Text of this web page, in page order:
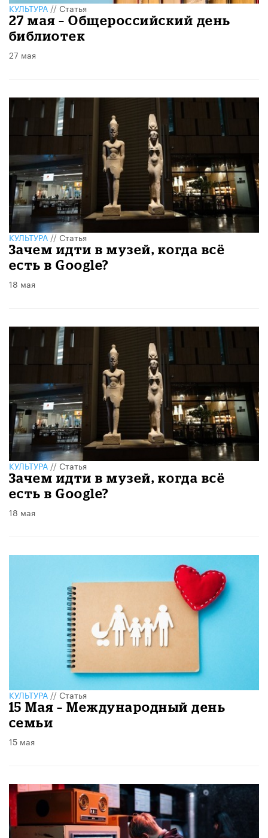
КУЛЬТУРА//Статья
​27 мая – Общероссийский день
библиотек
27 мая
КУЛЬТУРА//Статья
​Зачем идти в музей, когда всё
есть в Google?
18 мая
КУЛЬТУРА//Статья
​Зачем идти в музей, когда всё
есть в Google?
18 мая
КУЛЬТУРА//Статья
15 Мая – Международный день
семьи
15 мая